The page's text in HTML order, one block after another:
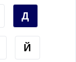
Д
Й